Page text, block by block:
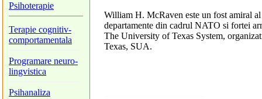
Psihoterapie
Terapie cognitiv-
comportamentala
Programare neuro-
lingvistica
Psihanaliza
William H. McRaven este un fost amiral
departamente din cadrul NATO si fortei
The University of Texas System,
Texas, SUA.